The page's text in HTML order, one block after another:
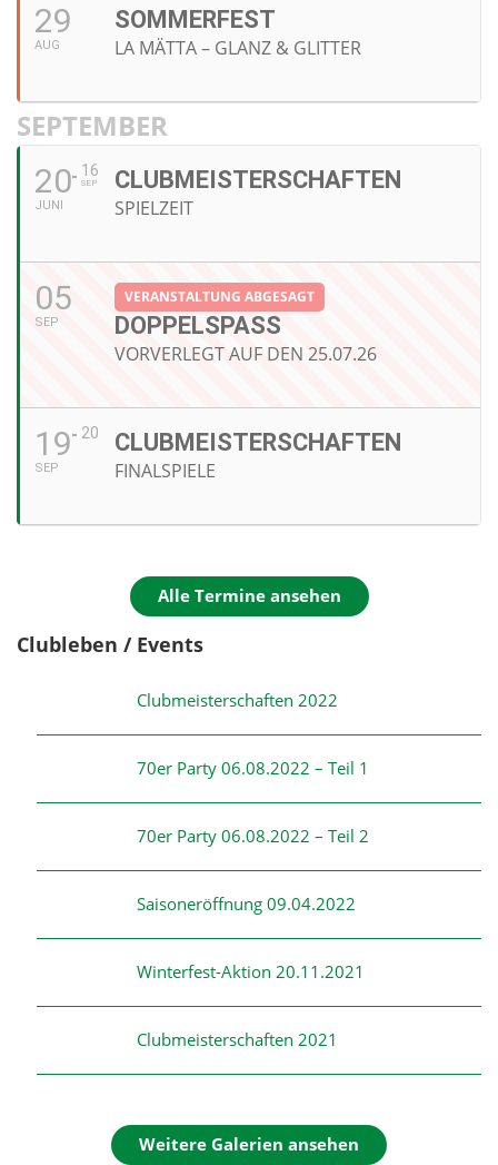
29
AUG
SOMMERFEST
LA MÄTTA – GLANZ & GLITTER
SEPTEMBER
20
JUNI
16
SEP CLUBMEISTERSCHAFTEN
SPIELZEIT
05
SEP
VERANSTALTUNG ABGESAGT
DOPPELSPASS
VORVERLEGT AUF DEN 25.07.26
19
SEP
20 CLUBMEISTERSCHAFTEN
FINALSPIELE
Alle Termine ansehen
Clubleben / Events
Clubmeisterschaften 2022
70er Party 06.08.2022 – Teil 1
70er Party 06.08.2022 – Teil 2
Saisoneröffnung 09.04.2022
Winterfest-Aktion 20.11.2021
Clubmeisterschaften 2021
Weitere Galerien ansehen